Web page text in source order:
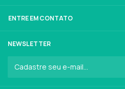
ENTRE EM CONTATO
NEWSLETTER